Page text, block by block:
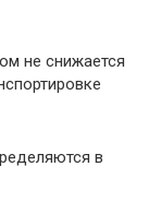
не снижается
в